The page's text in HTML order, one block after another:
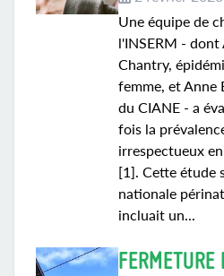
Une équipe de
l'INSERM - dont
Chantry,
femme, et Anne
du CIANE - a
fois la
irrespectueux
[1]. Cette étude
nationale
incluait un...